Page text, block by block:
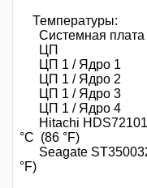
Температуры:
Системная
ЦП 27
ЦП 1 /
ЦП 1 /
ЦП 1 /
ЦП 1 /
Hitachi
°C (86 °F)
Seagate
°F)